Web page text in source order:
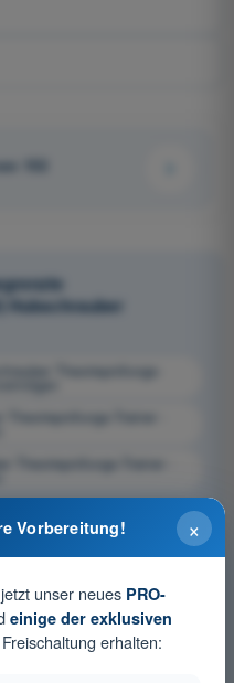
152
Hubschrauber
Theorieprüfungs-
Trainer -
Theorieprüfungs-Trainer -
×
Vorbereitung!
unser neues PRO-
einige der exklusiven
erhalten: